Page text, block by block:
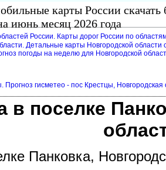
карты России скачать
июнь месяц 2026 года
России. Карты дорог России по
Детальные карты Новгородской области
погоды на неделю для Новгородской
Прогноз гисметео - пос Крестцы, Новгородская
в поселке
Панковка,